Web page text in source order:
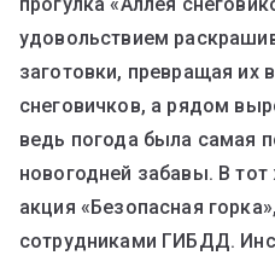
удовольствием
заготовки, превращая их
снеговичков, а рядом
ведь погода была самая
новогодней забавы. В
акция «Безопасная
сотрудниками ГИБДД.